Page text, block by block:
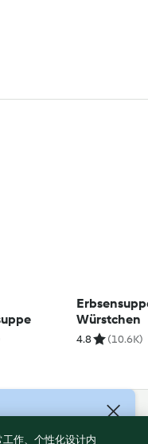
Würstchen
4.8 (10.6K)
(上海)有限公司 版权所有
作、个性化设计内